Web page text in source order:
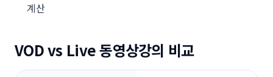
계산
VOD vs Live 동영상강의 비교